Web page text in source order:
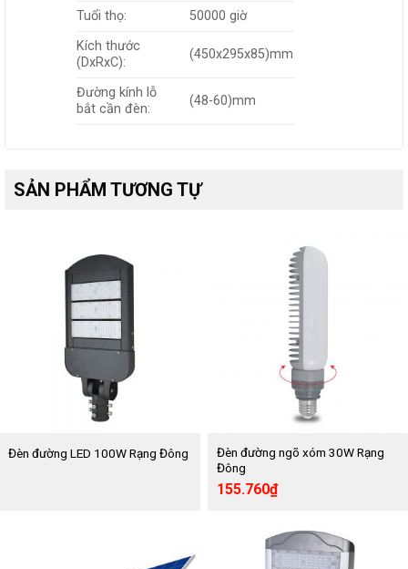
Tuổi thọ:
50000 giờ
Kích thước
(DxRxC):
(450x295x85)mm
Đường kính lỗ
bắt cần đèn:
(48-60)mm
SẢN PHẨM TƯƠNG TỰ
Đèn đường LED 100W Rạng Đông
Đèn đường ngõ xóm 30W Rạng
Đông
Giá
259.600₫.
155.760₫Giá
hiện
là:
155.760₫.